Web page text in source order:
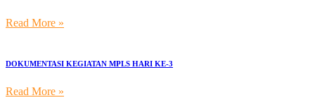
Read More »
DOKUMENTASI KEGIATAN MPLS HARI KE-3
Read More »